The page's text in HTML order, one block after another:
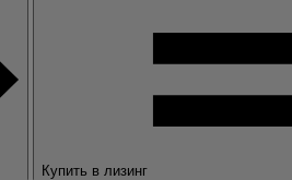
Купить в лизинг